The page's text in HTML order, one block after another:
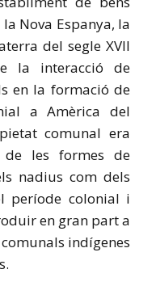
Nova Espanya, la
del segle XVII
la interacció de
en la formació de
a Amèrica del
comunal era
de les formes de
nadius com dels
període colonial i
en gran part a
indígenes